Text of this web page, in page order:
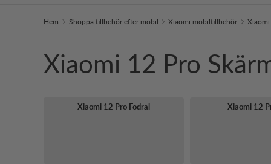
Hem Shoppa tillbehör efter mobil Xiaomi mobiltillbehör
Xiaomi 12 Pro
Xiaomi 12 Pro Fodral Xiaomi 12